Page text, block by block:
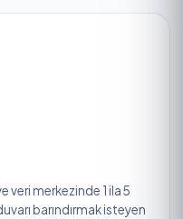
veri merkezinde 1 ila 5
barındırmak isteyen